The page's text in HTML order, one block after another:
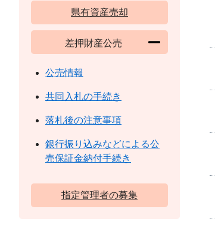
県有資産売却
差押財産公売
公売情報
共同入札の手続き
落札後の注意事項
銀行振り込みなどによる公
売保証金納付手続き
指定管理者の募集